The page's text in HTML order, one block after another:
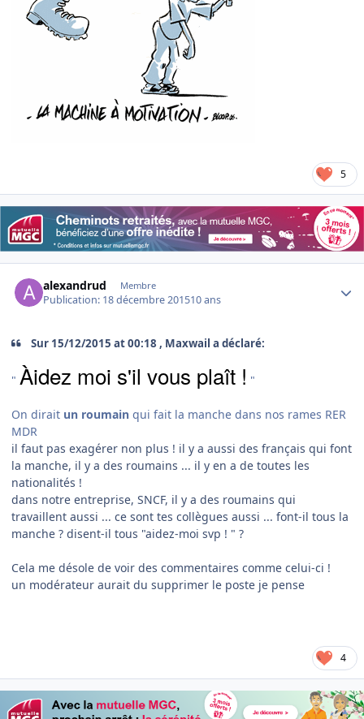
5
alexandrud Membre
Publication: 18 décembre 201510 ans
Sur 15/12/2015 at 00:18 , Maxwail a déclaré:
" Àidez moi s'il vous plaît ! "
On dirait un roumain qui fait la manche dans nos rames RER
MDR
il faut pas exagérer non plus ! il y a aussi des français qui font
la manche, il y a des roumains ... il y en a de toutes les
nationalités !
dans notre entreprise, SNCF, il y a des roumains qui
travaillent aussi ... ce sont tes collègues aussi ... font-il tous la
manche ? disent-il tous "aidez-moi svp ! " ?
Cela me désole de voir des commentaires comme celui-ci !
un modérateur aurait du supprimer le poste je pense
4